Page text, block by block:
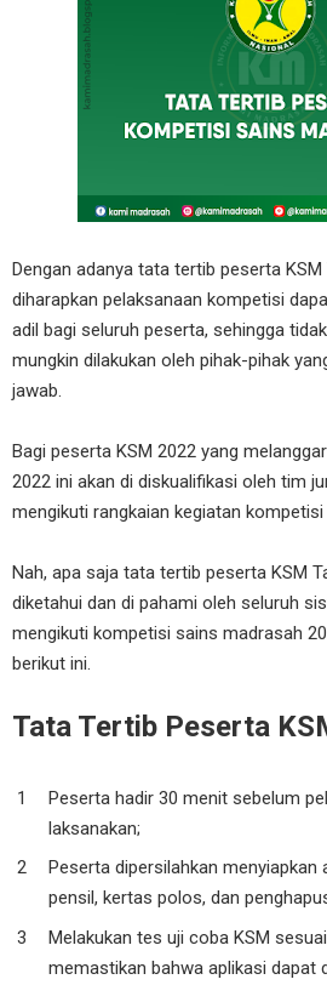
Dengan adanya tata tertib peserta KSM
diharapkan pelaksanaan kompetisi
adil bagi seluruh peserta, sehingga
mungkin dilakukan oleh pihak-pihak
jawab.
Bagi peserta KSM 2022 yang
2022 ini akan di diskualifikasi oleh tim
mengikuti rangkaian kegiatan
Nah, apa saja tata tertib peserta KSM
diketahui dan di pahami oleh seluruh
mengikuti kompetisi sains madrasah
berikut ini.
Tata Tertib Peserta
Peserta hadir 30 menit sebelum
laksanakan;
Peserta dipersilahkan menyiapkan
pensil, kertas polos, dan
Melakukan tes uji coba KSM sesuai
memastikan bahwa aplikasi dapat